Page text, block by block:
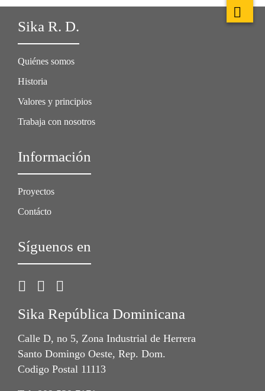
Sika R. D.
Quiénes somos
Historia
Valores y principios
Trabaja con nosotros
Información
Proyectos
Contácto
Síguenos en
Sika República Dominicana
Calle D, no 5, Zona Industrial de Herrera
Santo Domingo Oeste, Rep. Dom.
Codigo Postal 11113